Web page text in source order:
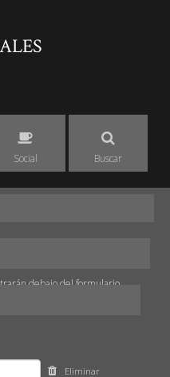
Social Buscar
debajo del formulario.
Eliminar